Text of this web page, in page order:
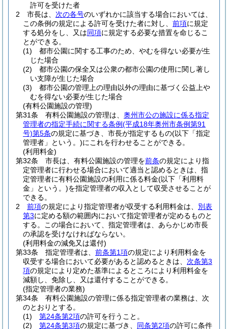
許可を受けた者
2
市長は、 次の各号のいずれかに該当する場合においては、
この条例の規定による許可を受けた者に対し、 前項に規定
する処分をし、又は同項に規定する必要な措置を命じるこ
とができる。
(1)
都市公園に関する工事のため、やむを得ない必要が生
じた場合
(2)
都市公園の保全又は公衆の都市公園の使用に関し著し
い支障が生じた場合
(3)
都市公園の管理上の理由以外の理由に基づく公益上や
むを得ない必要が生じた場合
(有料公園施設の管理)
第31条
有料公園施設の管理は、 奥州市公の施設に係る指定
管理者の指定手続に関する条例(平成18年奥州市条例第91
号)第5条の規定に基づき、市長が指定するもの(以下「指定
管理者」という。)にこれを行わせることができる。
(利用料金)
第32条
市長は、有料公園施設の管理を前条の規定により指
定管理者に行わせる場合において適当と認めるときは、指
定管理者に有料公園施設の利用に係る料金(以下「利用料
金」という。)を指定管理者の収入として収受させることが
できる。
2
前項の規定により指定管理者が収受する利用料金は、 別表
第3に定める額の範囲内において指定管理者が定めるものと
する。
この場合において、指定管理者は、あらかじめ市長
の承認を受けなければならない。
(利用料金の減免又は還付)
第33条
指定管理者は、 前条第1項の規定により利用料金を
収受する場合において必要があると認めるときは、 次条第3
項の規定により定めた基準によるところにより利用料金を
減額し、免除し、又は還付することができる。
(指定管理者の業務)
第34条
有料公園施設の管理に係る指定管理者の業務は、次
のとおりとする。
(1)
第24条第2項の許可を行うこと。
(2)
第24条第3項の規定に基づき、 同条第2項の許可に条件